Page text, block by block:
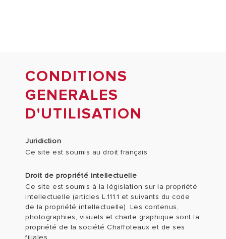
CONDITIONS
GENERALES
D'UTILISATION
Juridiction
Ce site est soumis au droit français
Droit de propriété intellectuelle
Ce site est soumis à la législation sur la propriété
intellectuelle (articles L.111.1 et suivants du code
de la propriété intellectuelle). Les contenus,
photographies, visuels et charte graphique sont la
propriété de la société Chaffoteaux et de ses
filiales.